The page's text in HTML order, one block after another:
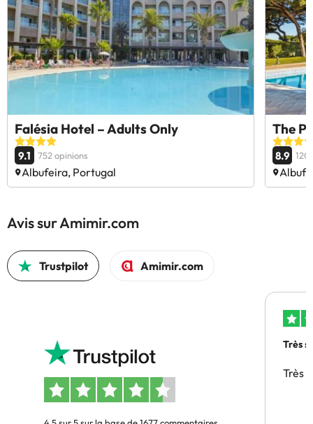
Falésia Hotel – Adults Only
9.1 752 opinions
Albufeira, Portugal
The
8.9
Avis sur Amimir.com
Trustpilot Amimir.com
Très
Très